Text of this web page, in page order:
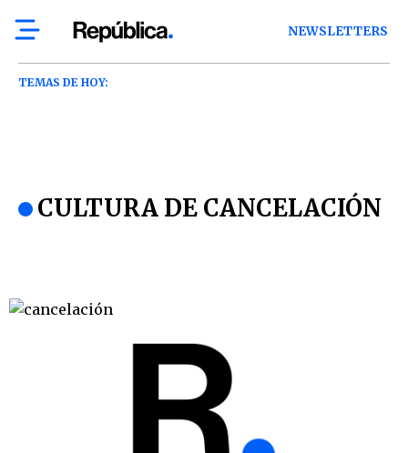
NEWSLETTERS
TEMAS DE HOY:
CULTURA DE CANCELACIÓN